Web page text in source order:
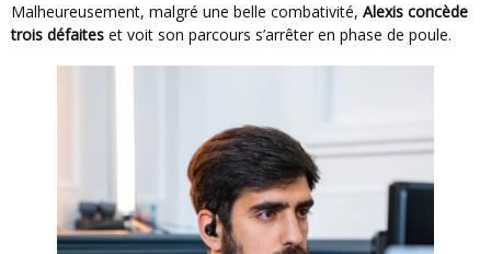
Malheureusement, malgré une belle combativité, Alexis concède
trois défaites et voit son parcours s’arrêter en phase de poule.